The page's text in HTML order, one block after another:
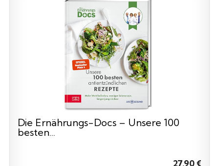
Die Ernährungs-Docs – Unsere 100
besten...
27,90 €